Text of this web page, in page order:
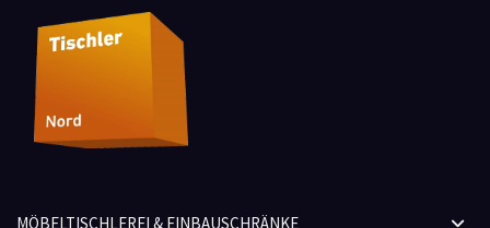
MÖBELTISCHLEREI & EINBAUSCHRÄNKE